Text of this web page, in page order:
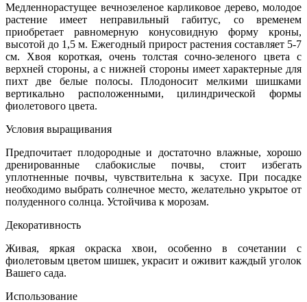
Медленнорастущее вечнозеленое карликовое дерево, молодое
растение имеет неправильный габитус, со временем
приобретает равномерную конусовидную форму кроны,
высотой до 1,5 м. Ежегодный прирост растения составляет 5-7
см. Хвоя короткая, очень толстая сочно-зеленого цвета с
верхней стороны, а с нижней стороны имеет характерные для
пихт две белые полосы. Плодоносит мелкими шишками
вертикально расположенными, цилиндрической формы
фиолетового цвета.
Условия выращивания
Предпочитает плодородные и достаточно влажные, хорошо
дренированные слабокислые почвы, стоит избегать
уплотненные почвы, чувствительна к засухе. При посадке
необходимо выбрать солнечное место, желательно укрытое от
полуденного солнца. Устойчива к морозам.
Декоративность
Живая, яркая окраска хвои, особенно в сочетании с
фиолетовым цветом шишек, украсит и оживит каждый уголок
Вашего сада.
Использование